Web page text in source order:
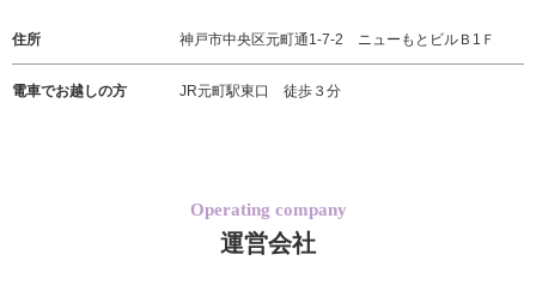
住所 神戸市中央区元町通1-7-2 ニューもとビルＢ1Ｆ
電車でお越しの方 JR元町駅東口 徒歩３分
Operating company
運営会社